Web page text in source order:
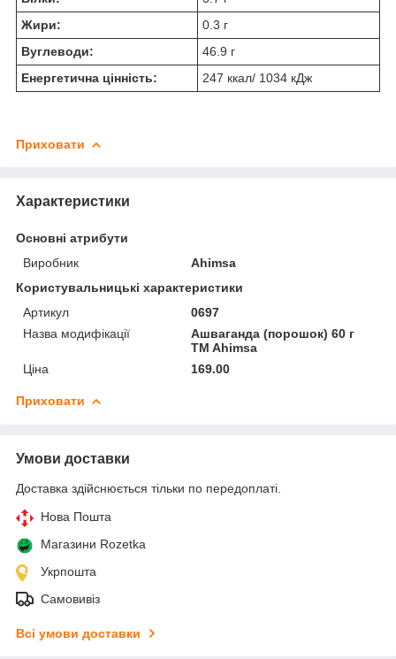
Жири:
0.3 г
Вуглеводи:
46.9 г
Енергетична цінність:
247 ккал/ 1034 кДж
Приховати
Характеристики
Основні атрибути
Виробник
Ahimsa
Користувальницькі характеристики
Артикул
0697
Назва модифікації
Ашваганда (порошок) 60 г
TM Ahimsa
Ціна
169.00
Приховати
Умови доставки
Доставка здійснюється тільки по передоплаті.
Нова Пошта
Магазини Rozetka
Укрпошта
Самовивіз
Всі умови доставки